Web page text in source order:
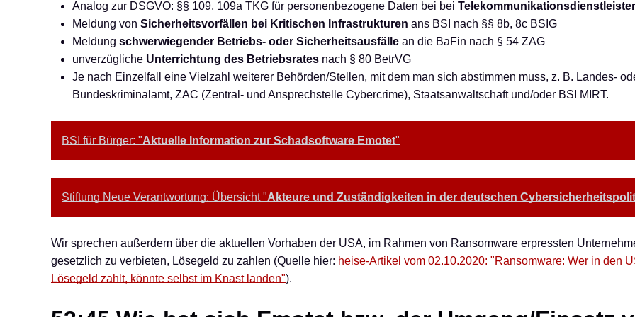
Analog zur DSGVO: §§ 109, 109a TKG für personenbezogene Daten bei bei
Meldung von Sicherheitsvorfällen bei Kritischen Infrastrukturen ans BSI nach §§ 8b, 8c BSIG
Meldung schwerwiegender Betriebs- oder Sicherheitsausfälle an die BaFin nach § 54 ZAG
unverzügliche Unterrichtung des Betriebsrates nach § 80 BetrVG
Je nach Einzelfall eine Vielzahl weiterer Behörden/Stellen, mit dem man sich abstimmen muss, z. B. Landes-
Bundeskriminalamt, ZAC (Zentral- und Ansprechstelle Cybercrime), Staatsanwaltschaft und/oder BSI MIRT.
BSI für Bürger: "Aktuelle Information zur Schadsoftware Emotet"
Stiftung Neue Verantwortung: Übersicht "Akteure und Zuständigkeiten in der deutschen
Wir sprechen außerdem über die aktuellen Vorhaben der USA, im Rahmen von Ransomware erpressten
gesetzlich zu verbieten, Lösegeld zu zahlen (Quelle hier: heise-Artikel vom 02.10.2020: "Ransomware: Wer in den
Lösegeld zahlt, könnte selbst im Knast landen").